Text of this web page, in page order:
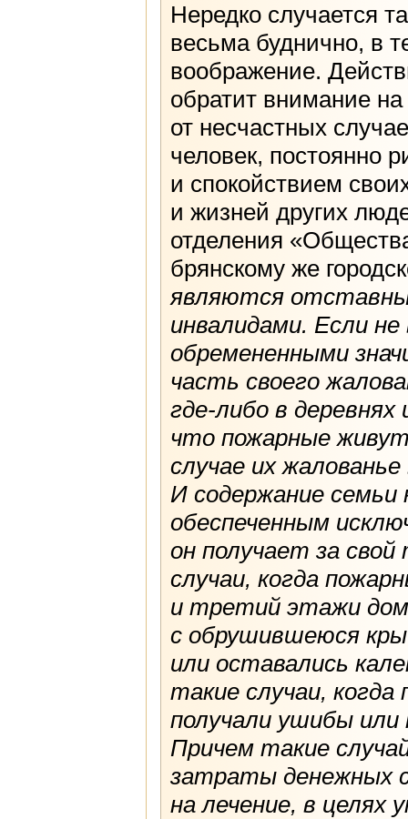
Нередко случается
весьма буднично, в
воображение.
обратит внимание
от несчастных
человек, постоянно
и спокойствием
и жизней других
отделения
брянскому же
являются
инвалидами. Если
обремененными
часть своего
где-либо в деревнях
что пожарные
случае их
И содержание семьи
обеспеченным
он получает за
случаи, когда
и третий этажи
с обрушившеюся
или оставались
такие случаи,
получали ушибы
Причем такие
затраты денежных
на лечение, в целях